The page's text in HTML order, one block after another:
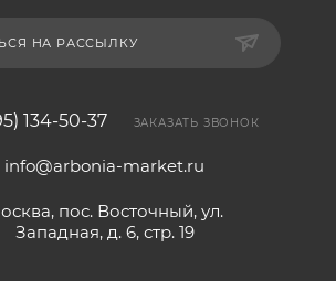
НА РАССЫЛКУ
134-50-37 ЗАКАЗАТЬ ЗВОНОК
info@arbonia-market.ru
пос. Восточный, ул.
Западная, д. 6, стр. 19